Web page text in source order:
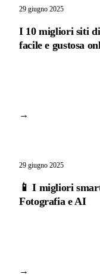
29 giugno 2025
I 10 migliori siti
facile e gustosa
→
29 giugno 2025
📱 I migliori
Fotografia e AI
→